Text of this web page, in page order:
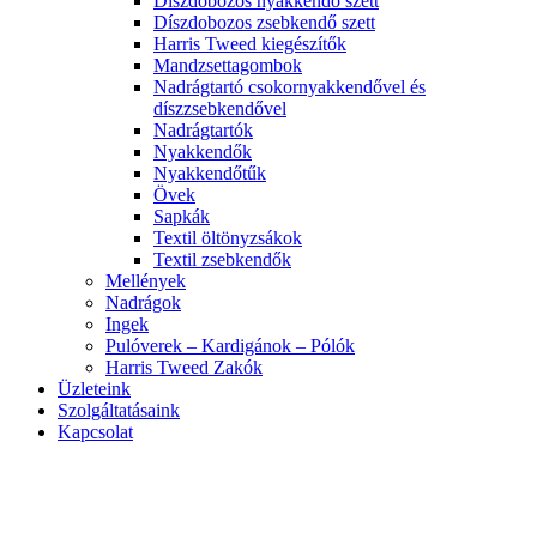
Díszdobozos zsebkendő szett
Harris Tweed kiegészítők
Mandzsettagombok
Nadrágtartó csokornyakkendővel és
díszzsebkendővel
Nadrágtartók
Nyakkendők
Nyakkendőtűk
Övek
Sapkák
Textil öltönyzsákok
Textil zsebkendők
Mellények
Nadrágok
Ingek
Pulóverek – Kardigánok – Pólók
Harris Tweed Zakók
Üzleteink
Szolgáltatásaink
Kapcsolat